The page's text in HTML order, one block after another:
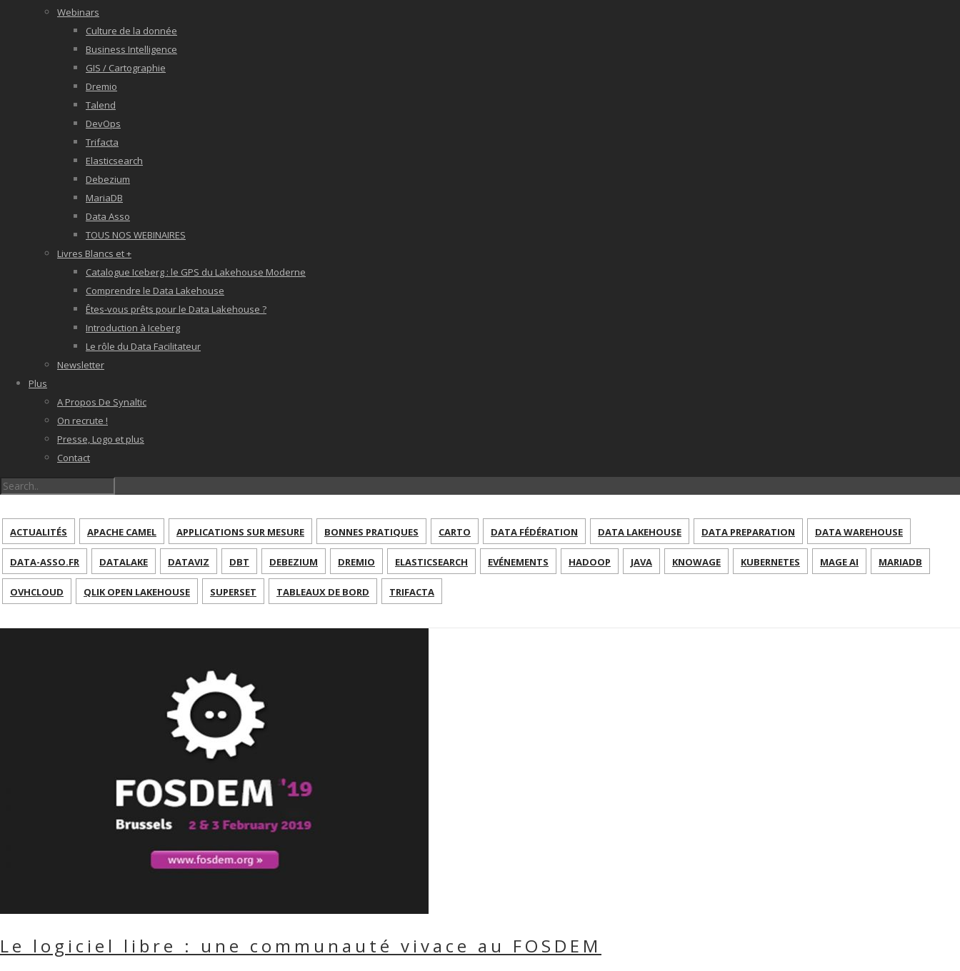
Webinars
Culture de la donnée
Business Intelligence
GIS / Cartographie
Dremio
Talend
DevOps
Trifacta
Elasticsearch
Debezium
MariaDB
Data Asso
TOUS NOS WEBINAIRES
Livres Blancs et +
Catalogue Iceberg : le GPS du Lakehouse Moderne
Comprendre le Data Lakehouse
Êtes-vous prêts pour le Data Lakehouse ?
Introduction à Iceberg
Le rôle du Data Facilitateur
Newsletter
Plus
A Propos De Synaltic
On recrute !
Presse, Logo et plus
Contact
ACTUALITÉS APACHE CAMEL APPLICATIONS SUR MESURE BONNES PRATIQUES CARTO DATA FÉDÉRATION DATA LAKEHOUSE DATA PREPARATION DATA WAREHOUSE
DATA-ASSO.FR DATALAKE DATAVIZ DBT DEBEZIUM DREMIO ELASTICSEARCH EVÉNEMENTS HADOOP JAVA KNOWAGE KUBERNETES MAGE AI MARIADB
OVHCLOUD QLIK OPEN LAKEHOUSE SUPERSET TABLEAUX DE BORD TRIFACTA
Le logiciel libre : une communauté vivace au FOSDEM